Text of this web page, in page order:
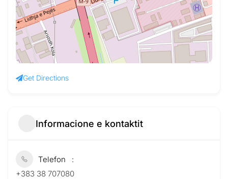
Get Directions
Informacione e kontaktit
Telefon
+383 38 707080